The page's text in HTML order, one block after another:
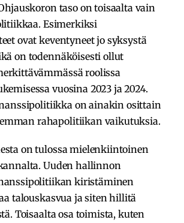
taso on toisaalta vain
Esimerkiksi
ovat keventyneet jo syksystä
on todennäköisesti ollut
roolissa
vuosina 2023 ja 2024.
on ainakin osittain
rahapolitiikan vaikutuksia.
on tulossa mielenkiintoinen
Uuden hallinnon
kiristäminen
talouskasvua ja siten hillitä
Toisaalta osa toimista, kuten